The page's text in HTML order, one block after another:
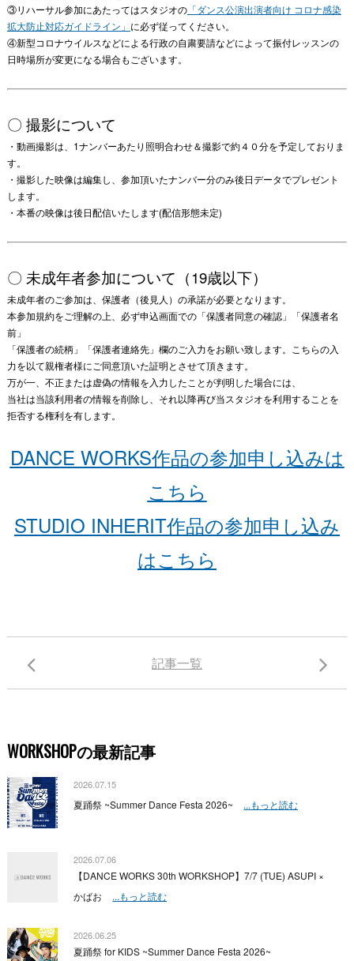
③リハーサル参加にあたってはスタジオの「ダンス公演出演者向け コロナ感染
拡大防止対応ガイドライン」 に必ず従ってください。
④新型コロナウイルスなどによる行政の自粛要請などによって振付レッスンの
日時場所が変更になる場合もございます。
〇 撮影について
・動画撮影は、1ナンバーあたり照明合わせ＆撮影で約４０分を予定しておりま
す。
・撮影した映像は編集し、参加頂いたナンバー分のみ後日データでプレゼント
します。
・本番の映像は後日配信いたします(配信形態未定)
〇 未成年者参加について（19歳以下）
未成年者のご参加は、保護者（後見人）の承諾が必要となります。
本参加規約をご理解の上、必ず申込画面での「保護者同意の確認」「保護者名
前」
「保護者の続柄」「保護者連絡先」欄のご入力をお願い致します。こちらの入
力を以て親権者様にご同意頂いた証明とさせて頂きます。
万が一、不正または虚偽の情報を入力したことが判明した場合には、
当社は当該利用者の情報を削除し、それ以降再び当スタジオを利用することを
拒否する権利を有します。
DANCE WORKS作品の参加申し込みは
こちら
STUDIO INHERIT作品の参加申し込み
はこちら
記事一覧
WORKSHOPの最新記事
2026.07.15
夏踊祭 ~Summer Dance Festa 2026~ ...もっと読む
2026.07.06
【DANCE WORKS 30th WORKSHOP】7/7 (TUE) ASUPI ×
かばお
...もっと読む
2026.06.25
夏踊祭 for KIDS ~Summer Dance Festa 2026~